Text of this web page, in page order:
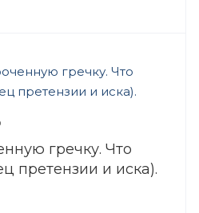
гречку. Что
претензии и иска).